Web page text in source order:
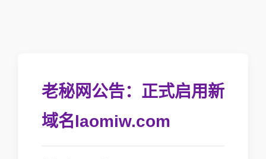
老秘网公告：正式启用新
域名laomiw.com